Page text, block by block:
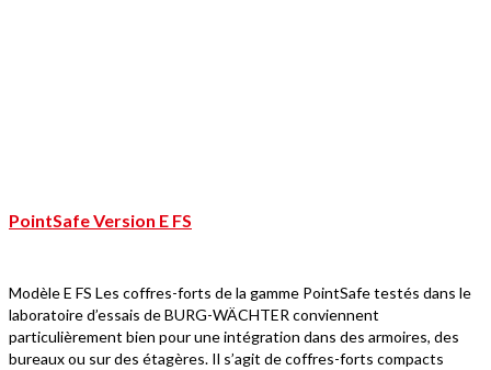
PointSafe Version E FS
Modèle E FS Les coffres-forts de la gamme PointSafe testés dans le
laboratoire d’essais de BURG-WÄCHTER conviennent
particulièrement bien pour une intégration dans des armoires, des
bureaux ou sur des étagères. Il s’agit de coffres-forts compacts